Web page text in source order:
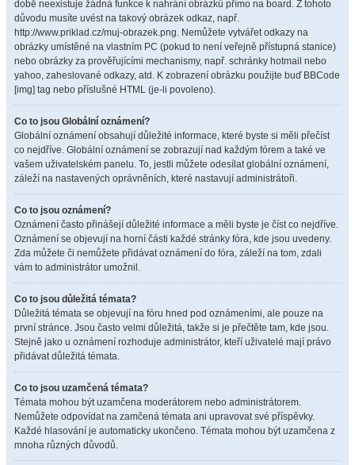
době neexistuje žádná funkce k nahrání obrázků přímo na board. Z tohoto
důvodu musíte uvést na takový obrázek odkaz, např.
http://www.priklad.cz/muj-obrazek.png. Nemůžete vytvářet odkazy na
obrázky umístěné na vlastním PC (pokud to není veřejně přístupná stanice)
nebo obrázky za prověřujícími mechanismy, např. schránky hotmail nebo
yahoo, zaheslované odkazy, atd. K zobrazení obrázku použijte buď BBCode
[img] tag nebo příslušné HTML (je-li povoleno).
Co to jsou Globální oznámení?
Globální oznámení obsahují důležité informace, které byste si měli přečíst
co nejdříve. Globální oznámení se zobrazují nad každým fórem a také ve
vašem uživatelském panelu. To, jestli můžete odesílat globální oznámení,
záleží na nastavených oprávněních, které nastavují administrátoři.
Co to jsou oznámení?
Oznámení často přinášejí důležité informace a měli byste je číst co nejdříve.
Oznámení se objevují na horní části každé stránky fóra, kde jsou uvedeny.
Zda můžete či nemůžete přidávat oznámení do fóra, záleží na tom, zdali
vám to administrátor umožnil.
Co to jsou důležitá témata?
Důležitá témata se objevují na fóru hned pod oznámeními, ale pouze na
první stránce. Jsou často velmi důležitá, takže si je přečtěte tam, kde jsou.
Stejně jako u oznámení rozhoduje administrátor, kteří uživatelé mají právo
přidávat důležitá témata.
Co to jsou uzamčená témata?
Témata mohou být uzamčena moderátorem nebo administrátorem.
Nemůžete odpovídat na zamčená témata ani upravovat své příspěvky.
Každé hlasování je automaticky ukončeno. Témata mohou být uzamčena z
mnoha různých důvodů.